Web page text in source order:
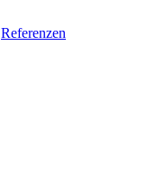
Referenzen